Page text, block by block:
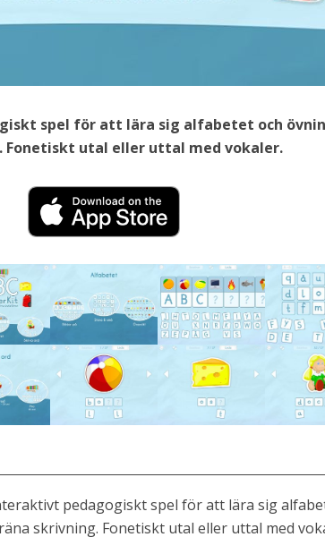
spel för att lära sig alfabetet och
utal eller uttal med vokaler.
pedagogiskt spel för att lära sig
skrivning. Fonetiskt utal eller uttal med